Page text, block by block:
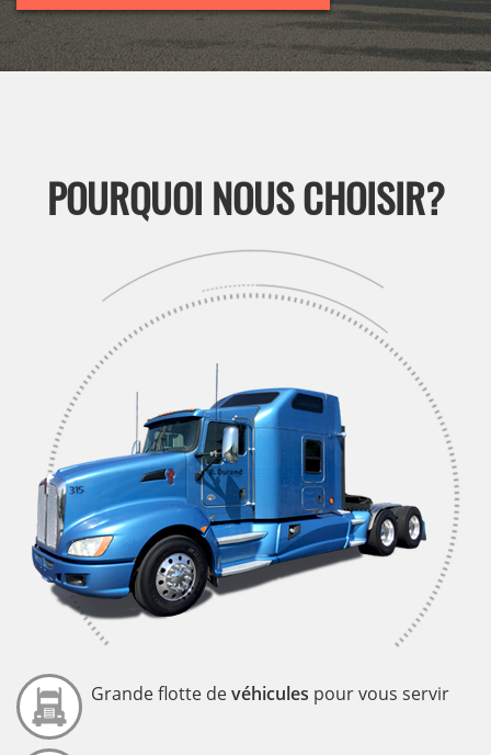
POURQUOI NOUS CHOISIR?
Grande flotte devéhicules pour vous servir